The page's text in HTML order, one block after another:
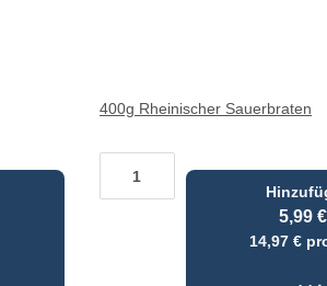
400g Rheinischer Sauerbraten
5,99
14,97 €